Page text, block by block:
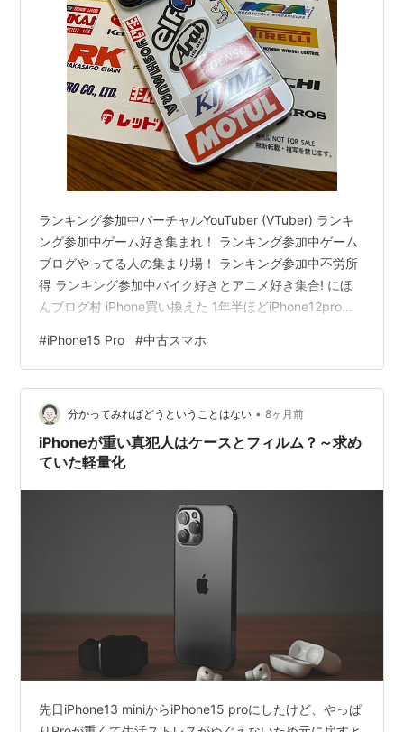
ランキング参加中バーチャルYouTuber (VTuber) ランキ
ング参加中ゲーム好き集まれ！ ランキング参加中ゲーム
ブログやってる人の集まり場！ ランキング参加中不労所
得 ランキング参加中バイク好きとアニメ好き集合! にほ
んブログ村 iPhone買い換えた 1年半ほどiPhone12proの
で買って ２年使う予定でしたが なんか バッテリーが満
充電70パーくらいで いよいよか？ って感じでした。 ま
あ 使えるんですが 最近仕事で使うことが多いので 買い
換えることに (・∀・)ｲｲﾈ!! iPhone12pro買った記事▼
2bu3.co…
#iPhone15 Pro #中古スマホ
分かってみればどうということはない • 8ヶ月前
iPhoneが重い真犯人はケースとフィルム？～求め
ていた軽量化
先日iPhone13 miniからiPhone15 proにしたけど、やっぱ